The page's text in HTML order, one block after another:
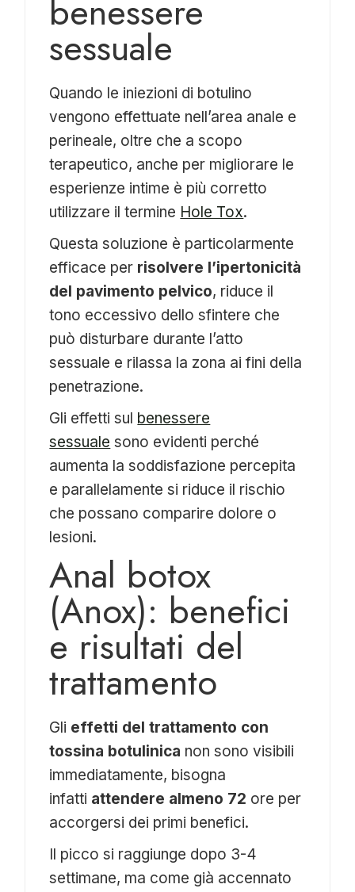
benessere
sessuale
Quando le iniezioni di botulino
vengono effettuate nell’area anale e
perineale, oltre che a scopo
terapeutico, anche per migliorare le
esperienze intime è più corretto
utilizzare il termine Hole Tox.
Questa soluzione è particolarmente
efficace per risolvere l’ipertonicità
del pavimento pelvico, riduce il
tono eccessivo dello sfintere che
può disturbare durante l’atto
sessuale e rilassa la zona ai fini della
penetrazione.
Gli effetti sul benessere
sessuale sono evidenti perché
aumenta la soddisfazione percepita
e parallelamente si riduce il rischio
che possano comparire dolore o
lesioni.
Anal botox
(Anox): benefici
e risultati del
trattamento
Gli effetti del trattamento con
tossina botulinica non sono visibili
immediatamente, bisogna
infatti attendere almeno 72 ore per
accorgersi dei primi benefici.
Il picco si raggiunge dopo 3-4
settimane, ma come già accennato